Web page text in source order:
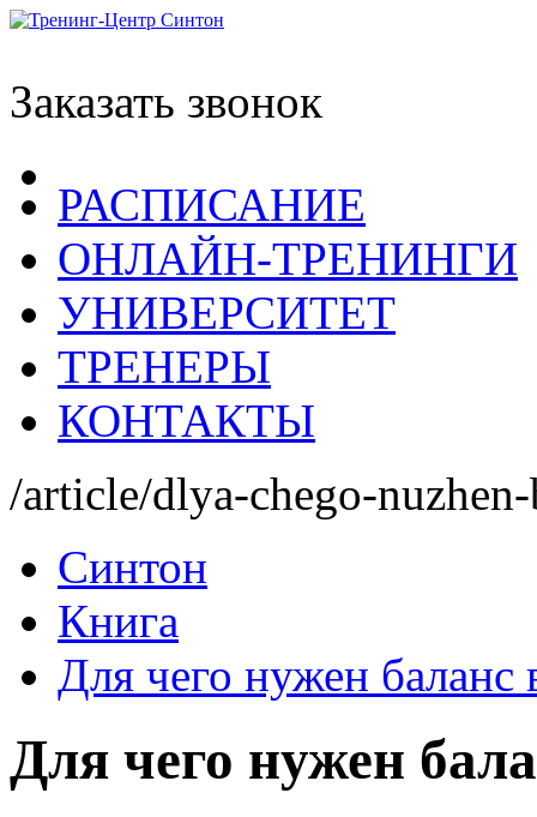
Заказать звонок
РАСПИСАНИЕ
ОНЛАЙН-ТРЕНИНГИ
УНИВЕРСИТЕТ
ТРЕНЕРЫ
КОНТАКТЫ
/article/dlya-chego-
Синтон
Книга
Для чего нужен баланс
Для чего нужен